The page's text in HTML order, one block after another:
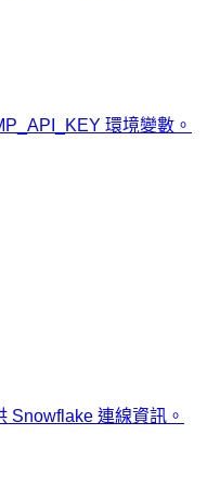
環境變數。
Snowflake 連線資訊。